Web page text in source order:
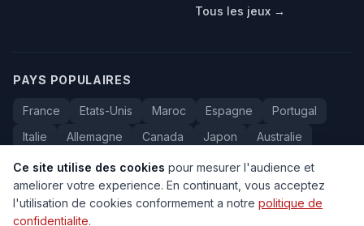
Tous les jeux →
PAYS POPULAIRES
France Etats-Unis Maroc Espagne
Portugal
Italie
Allemagne Canada Japon
Australie
Bresil
Algerie Tunisie Belgique Drapeaux
Ce site utilise des cookies pour mesurer l'audience et
ameliorer votre experience. En continuant, vous acceptez
l'utilisation de cookies conformement a notre politique de
confidentialite.